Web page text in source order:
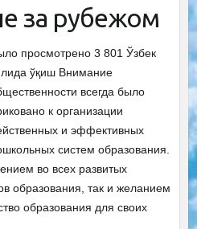
за рубежом
просмотрено 3 801 Ўзбек
ўқиш Внимание
всегда было
к организации
и эффективных
систем образования.
во всех развитых
образования, так и желанием
образования для своих